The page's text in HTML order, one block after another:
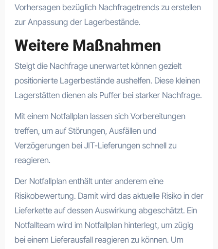
Vorhersagen bezüglich Nachfragetrends zu erstellen
zur Anpassung der Lagerbestände.
Weitere Maßnahmen
Steigt die Nachfrage unerwartet können gezielt
positionierte Lagerbestände aushelfen. Diese kleinen
Lagerstätten dienen als Puffer bei starker Nachfrage.
Mit einem Notfallplan lassen sich Vorbereitungen
treffen, um auf Störungen, Ausfällen und
Verzögerungen bei JIT-Lieferungen schnell zu
reagieren.
Der Notfallplan enthält unter anderem eine
Risikobewertung. Damit wird das aktuelle Risiko in der
Lieferkette auf dessen Auswirkung abgeschätzt. Ein
Notfallteam wird im Notfallplan hinterlegt, um zügig
bei einem Lieferausfall reagieren zu können. Um